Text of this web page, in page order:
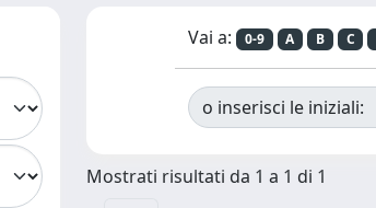
Vai a: 0-9 A B C
o inserisci le iniziali:
Mostrati risultati da 1 a 1 di 1